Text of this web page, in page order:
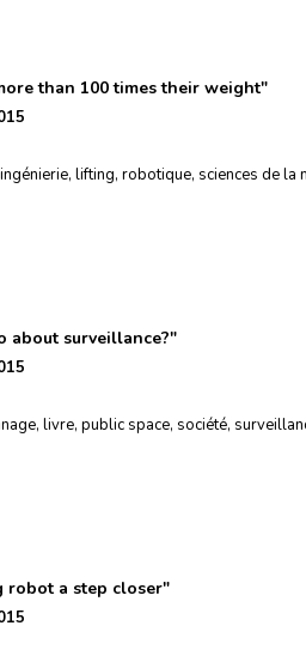
than 100 times their weight"
ingénierie, lifting, robotique, sciences de la
about surveillance?"
, livre, public space, société,
robot a step closer"